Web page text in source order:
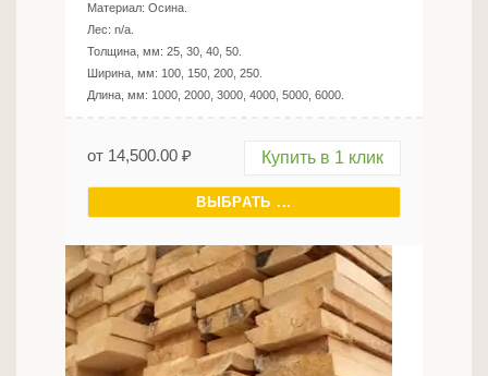
Материал: Осина
Лес: n/a
Толщина, мм: 25, 30, 40, 50
Ширина, мм: 100, 150, 200, 250
Длина, мм: 1000, 2000, 3000, 4000, 5000, 6000
от 14,500.00 ₽ Купить в 1 клик
ВЫБРАТЬ ...